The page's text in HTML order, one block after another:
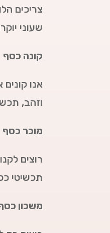
צריכים
שעוני
קונה כסף
אנו
וזהב,
מוכר כסף
רוצים
תכשיטי
משכון